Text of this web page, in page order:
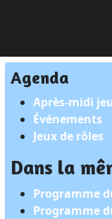
Agenda
Après-midi
Événements
Jeux de rôles
Dans la
Programme
Programme